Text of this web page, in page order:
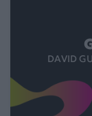
DAVID